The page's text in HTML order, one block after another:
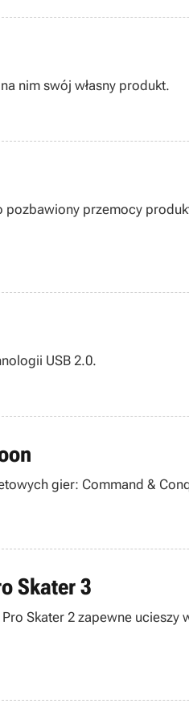
nim swój własny produkt.
przemocy
USB 2.0.
gier: Command &
Skater 3
Skater 2 zapewne